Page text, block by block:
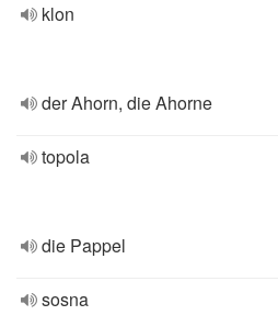
klon
der Ahorn, die Ahorne
topola
die Pappel
sosna